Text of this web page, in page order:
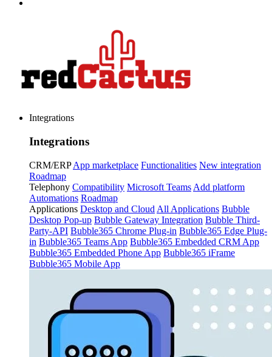
Integrations
Integrations
CRM/ERP App marketplace Functionalities New integration
Roadmap
Telephony Compatibility Microsoft Teams Add platform
Automations Roadmap
Applications Desktop and Cloud All Applications Bubble
Desktop Pop-up Bubble Gateway Integration Bubble Third-
Party-API Bubble365 Chrome Plug-in Bubble365 Edge Plug-
in Bubble365 Teams App Bubble365 Embedded CRM App
Bubble365 Embedded Phone App Bubble365 iFrame
Bubble365 Mobile App